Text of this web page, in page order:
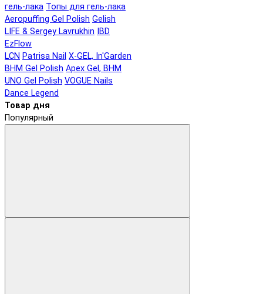
гель-лака Топы для гель-лака
Aeropuffing Gel Polish Gelish
LIFE & Sergey Lavrukhin
IBD
EzFlow
LCN Patrisa Nail X-GEL, In'Garden
BHM Gel Polish Apex Gel, BHM
UNO Gel Polish VOGUE Nails
Dance Legend
Товар дня
Популярный